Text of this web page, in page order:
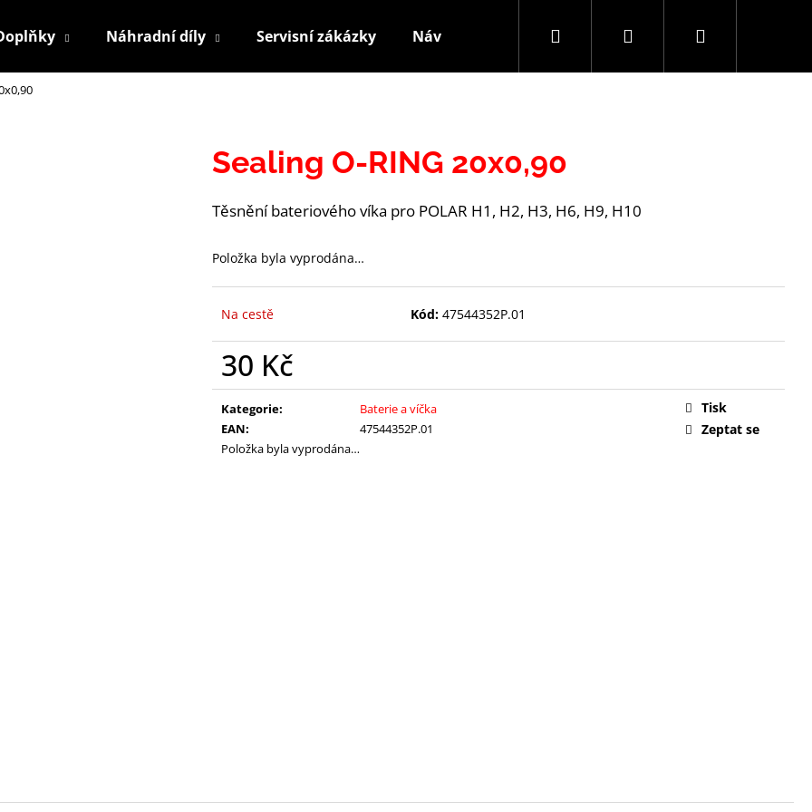
Náhradní díly Servisní zákázky Návody-rady Polar Novinky Kontakt
Hledat PřihlášeníNákupní
Sealing O-RING 20x0,90
Těsnění bateriového víka pro POLAR H1, H2, H3, H6, H9, H10
Položka byla vyprodána…
Na cestě Kód: 47544352P.01
30 Kč
Měrná
cena:
Kategorie:
Baterie a víčka
EAN:
47544352P.01
Položka byla vyprodána…
Tisk
Zeptat se
Co potřebujete najít?
HLEDAT
HOLDER BATTERY SENSOR H10, HXX
POLAR H10 PLUS